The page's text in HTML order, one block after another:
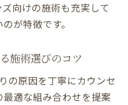
向けの施術も充実して
が特徴です。
施術選びのコツ
の原因を丁寧にカウンセ
適な組み合わせを提案